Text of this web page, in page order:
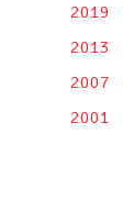
2019
2013
2007
2001